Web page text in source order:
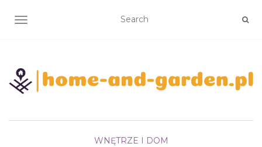
TOGGLE NAVIGATION
WNĘTRZE I DOM